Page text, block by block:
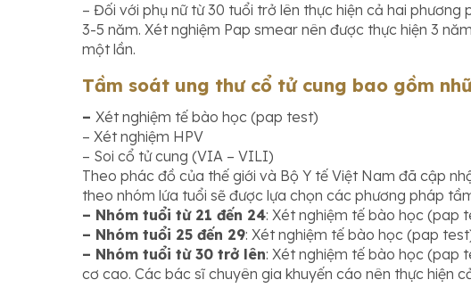
– Đối với phụ nữ từ 30 tuổi trở lên thực hiện cả hai
3-5 năm. Xét nghiệm Pap smear nên được thực hiện 3
một lần.
Tầm soát ung thư cổ tử cung bao gồm
– Xét nghiệm tế bào học (pap test)
– Xét nghiệm HPV
– Soi cổ tử cung (VIA – VILI)
Theo phác đồ của thế giới và Bộ Y tế Việt Nam đã cập
theo nhóm lứa tuổi sẽ được lựa chọn các phương pháp
– Nhóm tuổi từ 21 đến 24: Xét nghiệm tế bào học (pap
– Nhóm tuổi 25 đến 29: Xét nghiệm tế bào học (pap
– Nhóm tuổi từ 30 trở lên: Xét nghiệm tế bào học (pap
cơ cao. Các bác sĩ chuyên gia khuyến cáo nên thực hiện